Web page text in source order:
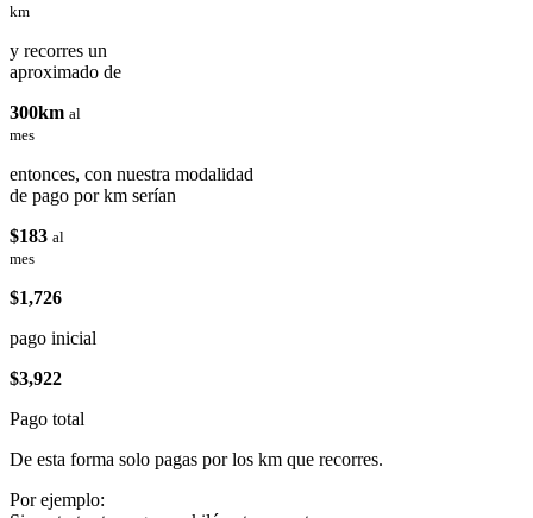
km
y recorres un
aproximado de
300km al
mes
entonces, con nuestra modalidad
de pago por km serían
$183 al
mes
$1,726
pago inicial
$3,922
Pago total
De esta forma solo pagas por los km que recorres.
Por ejemplo: